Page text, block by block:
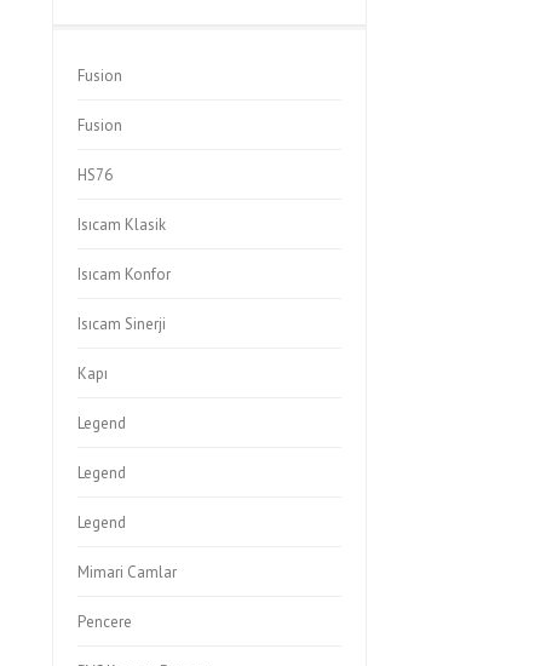
Fusion
Fusion
HS76
Isıcam Klasik
Isıcam Konfor
Isıcam Sinerji
Kapı
Legend
Legend
Legend
Mimari Camlar
Pencere